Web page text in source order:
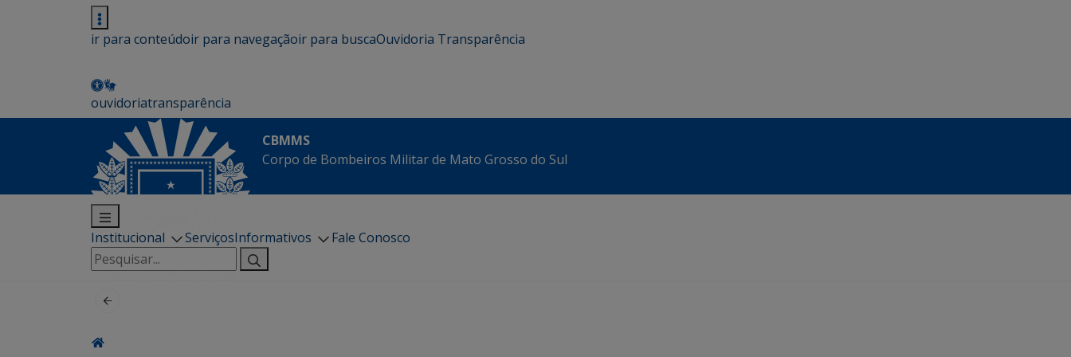
ir para conteúdoir para navegaçãoir para buscaOuvidoria Transparência
ouvidoriatransparência
CBMMS
Corpo de Bombeiros Militar de Mato Grosso do Sul
Institucional ServiçosInformativos
Fale Conosco
Pesquisar
por: